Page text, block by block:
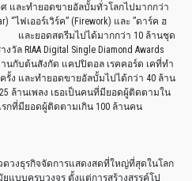
ศ และทำยอดขายอัลบั้มทั่วโลกไปมากกว่า
ไฟเออร์เวิร์ค” (Firework) และ ”ดาร์ค ฮ
และยอดสตรีมไปได้มากกว่า 10 ล้านชุด
RIAA Digital Single Diamond Awards
านกับต้นสังกัด แคปปิตอล เรคคอร์ด เคที่ทำ
รั้ง และทำยอดขายอัลบั้มไปได้กว่า 40 ล้าน
ล้านเพลง เธอเป็นคนที่มียอดผู้ติดตามใน
กที่มียอดผู้ติดตามเกิน 100 ล้านคน
ดวงธุรกิจจัดการแสดงสดที่ใหญ่ที่สุดในโลก
บบครบวงจร ตั้งแต่การสร้างสรรค์โป